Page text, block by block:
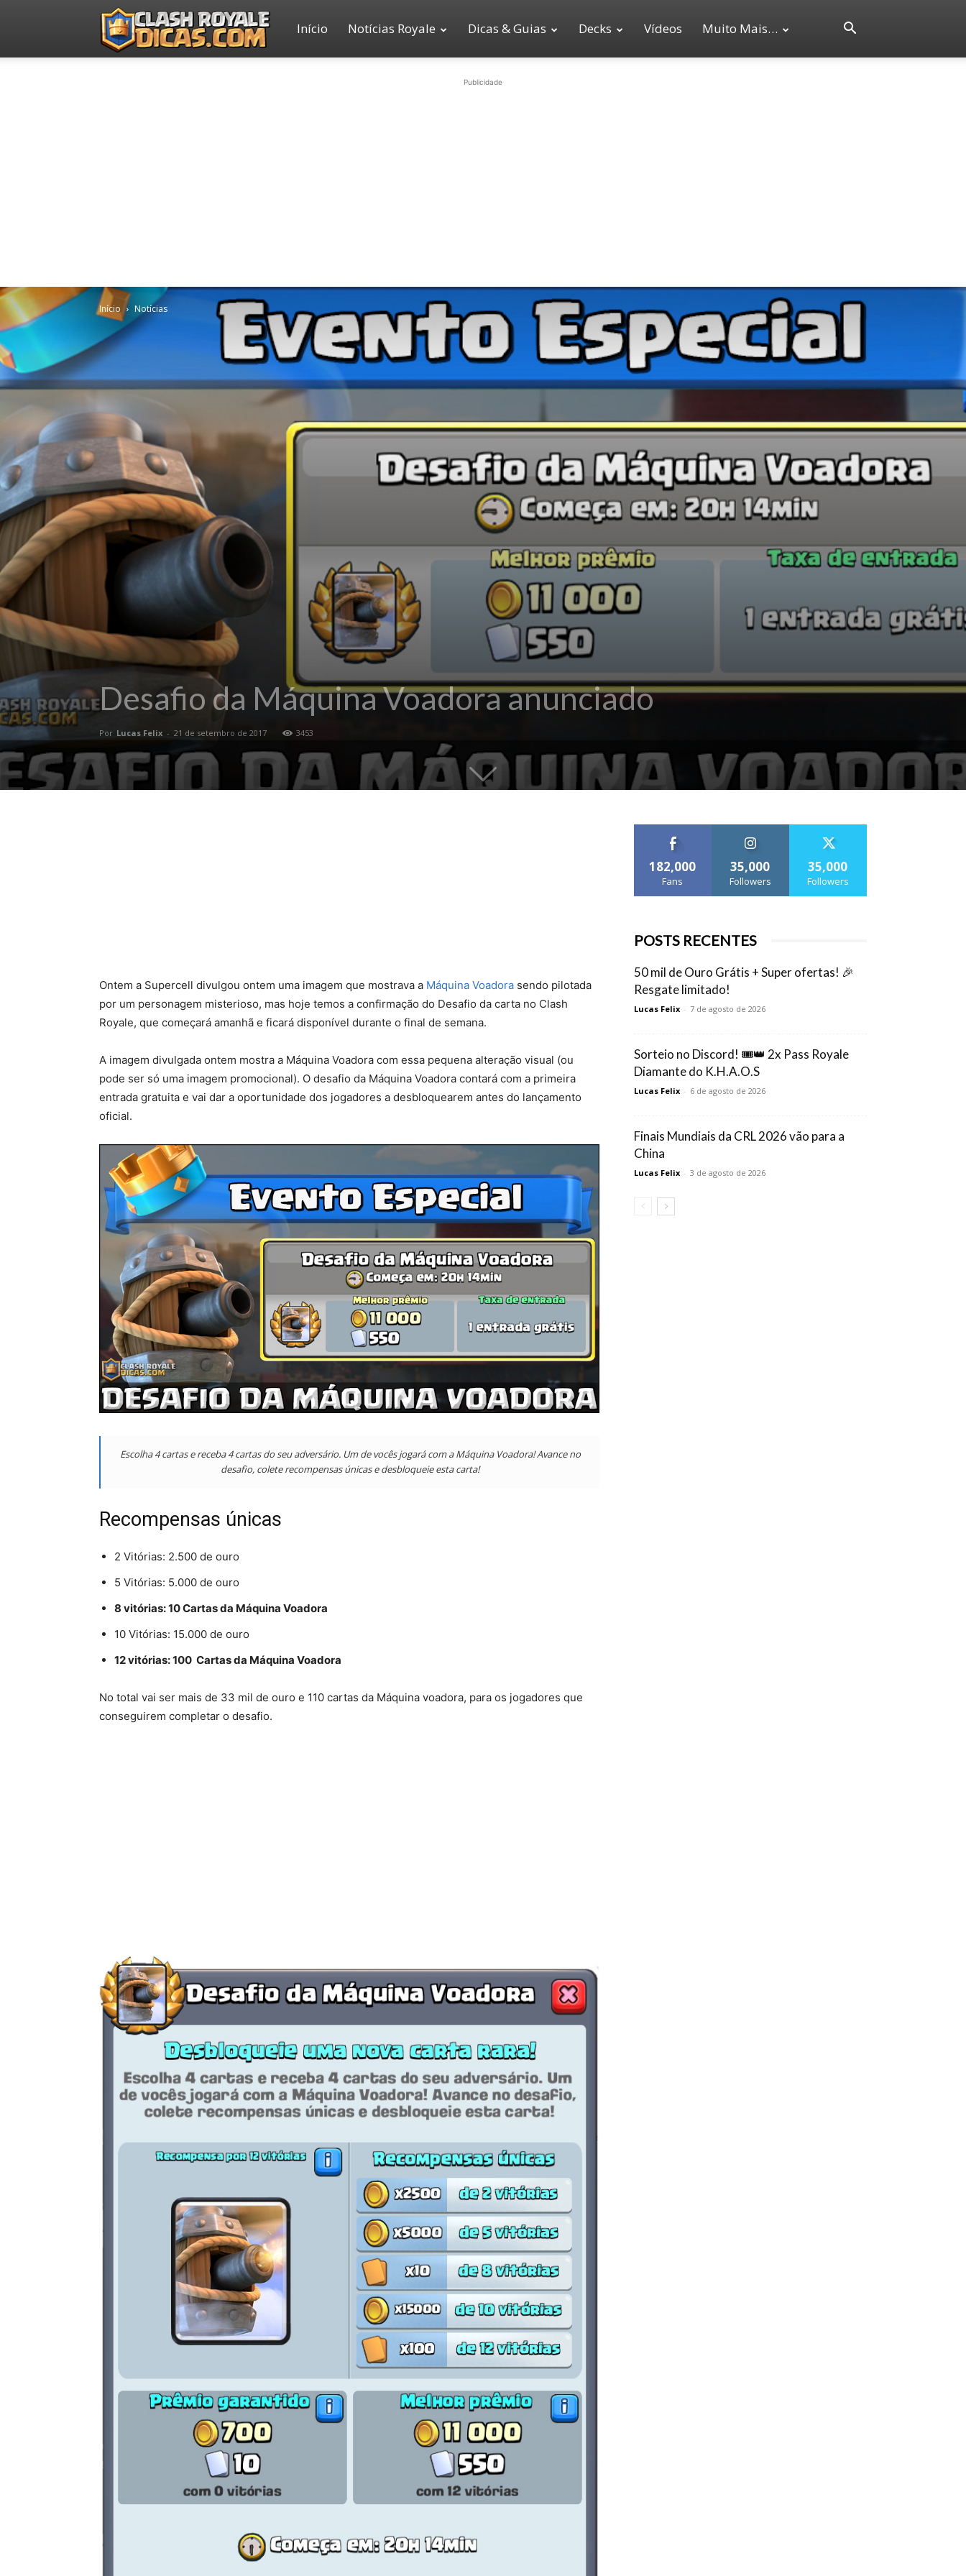
Clash
Início Notícias Royale Dicas & Guias Decks Vídeos Muito Mais…
Publicidade
Início Notícias
Desafio da Máquina Voadora anunciado
Por Lucas Felix - 21 de setembro de 2017 3453
Ontem a Supercell divulgou ontem uma imagem que mostrava a Máquina Voadora sendo pilotada
por um personagem misterioso, mas hoje temos a confirmação do Desafio da carta no Clash
Royale, que começará amanhã e ficará disponível durante o final de semana.
A imagem divulgada ontem mostra a Máquina Voadora com essa pequena alteração visual (ou
pode ser só uma imagem promocional). O desafio da Máquina Voadora contará com a primeira
entrada gratuita e vai dar a oportunidade dos jogadores a desbloquearem antes do lançamento
oficial.
Escolha 4 cartas e receba 4 cartas do seu adversário. Um de vocês jogará com a Máquina Voadora! Avance no
desafio, colete recompensas únicas e desbloqueie esta carta!
Recompensas únicas
2 Vitórias: 2.500 de ouro
5 Vitórias: 5.000 de ouro
8 vitórias: 10 Cartas da Máquina Voadora
10 Vitórias: 15.000 de ouro
12 vitórias: 100 Cartas da Máquina Voadora
No total vai ser mais de 33 mil de ouro e 110 cartas da Máquina voadora, para os jogadores que
conseguirem completar o desafio.
182,000
Fans
35,000
Followers
35,000
Followers
POSTS RECENTES
50 mil de Ouro Grátis + Super ofertas! 🎉
Resgate limitado!
Lucas Felix - 7 de agosto de 2026
Sorteio no Discord! 🎟️👑 2x Pass Royale
Diamante do K.H.A.O.S
Lucas Felix - 6 de agosto de 2026
Finais Mundiais da CRL 2026 vão para a
China
Lucas Felix - 3 de agosto de 2026